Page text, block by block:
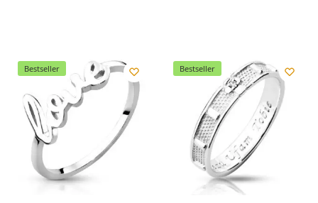
Bestseller Bestseller